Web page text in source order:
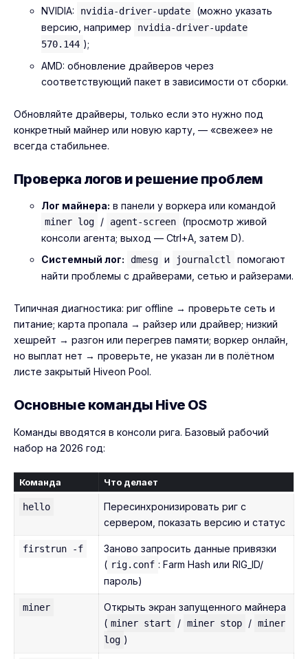
NVIDIA: nvidia-driver-update
(можно указать
версию, например
nvidia-driver-update
570.144 );
AMD: обновление драйверов через
соответствующий пакет в зависимости от сборки.
Обновляйте драйверы, только если это нужно под
конкретный майнер или новую карту, — «свежее» не
всегда стабильнее.
Проверка логов и решение проблем
Лог майнера: в панели у воркера или командой
miner log / agent-screen
(просмотр живой
консоли агента; выход — Ctrl+A, затем D).
Системный лог:
dmesg и journalctl
помогают
найти проблемы с драйверами, сетью и райзерами.
Типичная диагностика: риг offline → проверьте сеть и
питание; карта пропала → райзер или драйвер; низкий
хешрейт → разгон или перегрев памяти; воркер онлайн,
но выплат нет → проверьте, не указан ли в полётном
листе закрытый Hiveon Pool.
Основные команды Hive OS
Команды вводятся в консоли рига. Базовый рабочий
набор на 2026 год:
Команда Что делает
hello
Пересинхронизировать риг с
сервером, показать версию и статус
firstrun -f
Заново запросить данные привязки
( rig.conf : Farm Hash или RIG_ID/
пароль)
miner
Открыть экран запущенного майнера
( miner start / miner stop / miner
log )